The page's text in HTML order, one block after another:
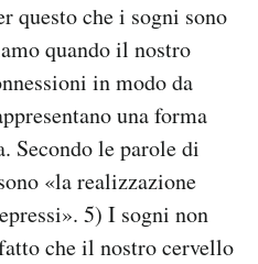
questo che i sogni sono
quando il nostro
in modo da
una forma
Secondo le parole di
«la realizzazione
5) I sogni non
che il nostro cervello